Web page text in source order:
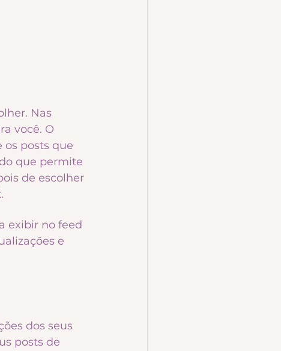
Nas
você. O
posts que
que permite
de escolher
exibir no feed
e
dos seus
posts de